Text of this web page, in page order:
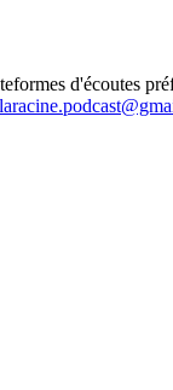
d'écoutes